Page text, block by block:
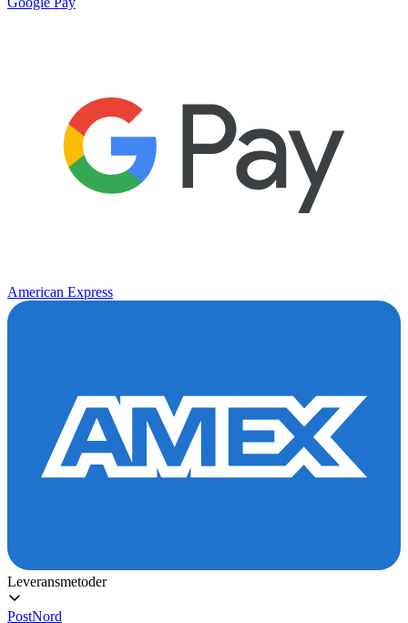
American Express
Leveransmetoder
PostNord